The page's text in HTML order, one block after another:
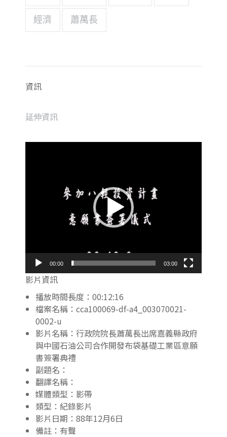
經濟 蕭萬長
資訊
延伸資訊
00:00 03:00
影片資訊
播放時間長度：00:12:16
檔案名稱：cca100069-df-a4_003070021-
0002-u
影片名稱：行政院院長蕭萬長出席嘉義縣政府
與中國石油公司合作開發布袋基礎工業區意願
書簽署典禮
副題名：
翻譯名稱：
媒體類型：影帶
類型：紀錄影片
影片日期：88年12月6日
備註：有聲